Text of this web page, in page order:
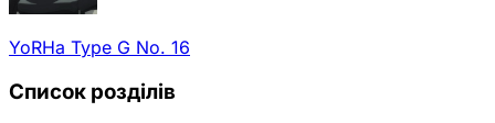
YoRHa Type G No. 16
Список розділів